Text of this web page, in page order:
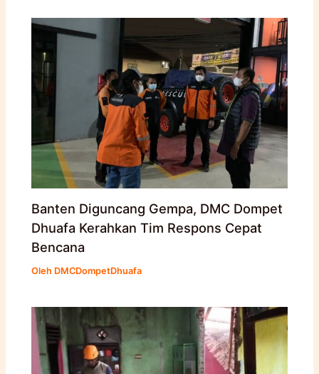
Banten Diguncang Gempa, DMC Dompet
Dhuafa Kerahkan Tim Respons Cepat
Bencana
Oleh DMCDompetDhuafa